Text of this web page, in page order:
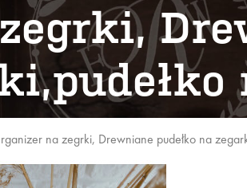
na zegrki, Drewniane pudełko na